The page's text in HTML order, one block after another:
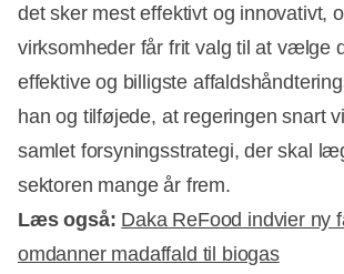
det sker mest effektivt og innovativt,
virksomheder får frit valg til at vælge
effektive og billigste
han og tilføjede, at regeringen snart
samlet forsyningsstrategi, der skal
sektoren mange år frem.
Læs også: Daka ReFood indvier ny
omdanner madaffald til biogas